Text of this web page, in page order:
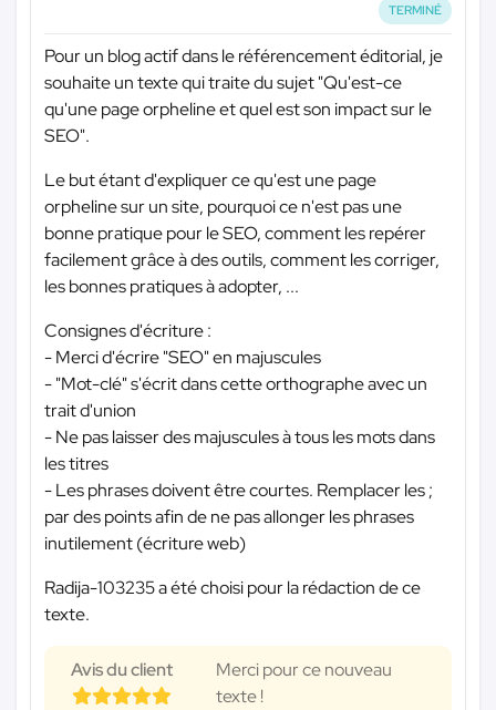
TERMINÉ
Pour un blog actif dans le référencement éditorial, je
souhaite un texte qui traite du sujet "Qu'est-ce
qu'une page orpheline et quel est son impact sur le
SEO".
Le but étant d'expliquer ce qu'est une page
orpheline sur un site, pourquoi ce n'est pas une
bonne pratique pour le SEO, comment les repérer
facilement grâce à des outils, comment les corriger,
les bonnes pratiques à adopter, ...
Consignes d'écriture :
- Merci d'écrire "SEO" en majuscules
- "Mot-clé" s'écrit dans cette orthographe avec un
trait d'union
- Ne pas laisser des majuscules à tous les mots dans
les titres
- Les phrases doivent être courtes. Remplacer les ;
par des points afin de ne pas allonger les phrases
inutilement (écriture web)
Radija-103235 a été choisi pour la rédaction de ce
texte.
Avis du client
Merci pour ce nouveau
texte !